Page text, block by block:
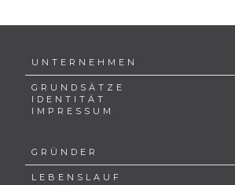
UNTERNEHMEN
GRUNDSÄTZE
IDENTITÄT
IMPRESSUM
GRÜNDER
LEBENSLAUF